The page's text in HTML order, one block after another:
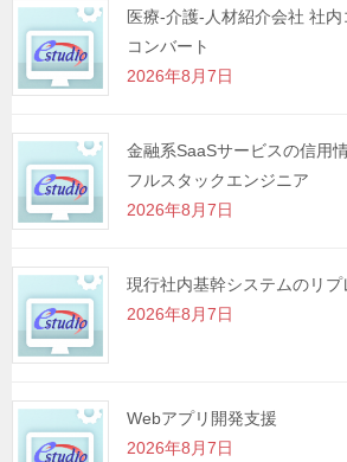
シ
ョ
ン
医療-介護-人材紹介会社 社
コンバート
2026年8月7日
金融系SaaSサービスの信用
フルスタックエンジニア
2026年8月7日
現行社内基幹システムのリプ
2026年8月7日
Webアプリ開発支援
2026年8月7日